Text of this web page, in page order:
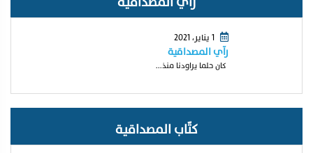
1 يناير، 2021
رآي المصداقية
كان حلما يراودنا منذ...
كتّاب المصداقية